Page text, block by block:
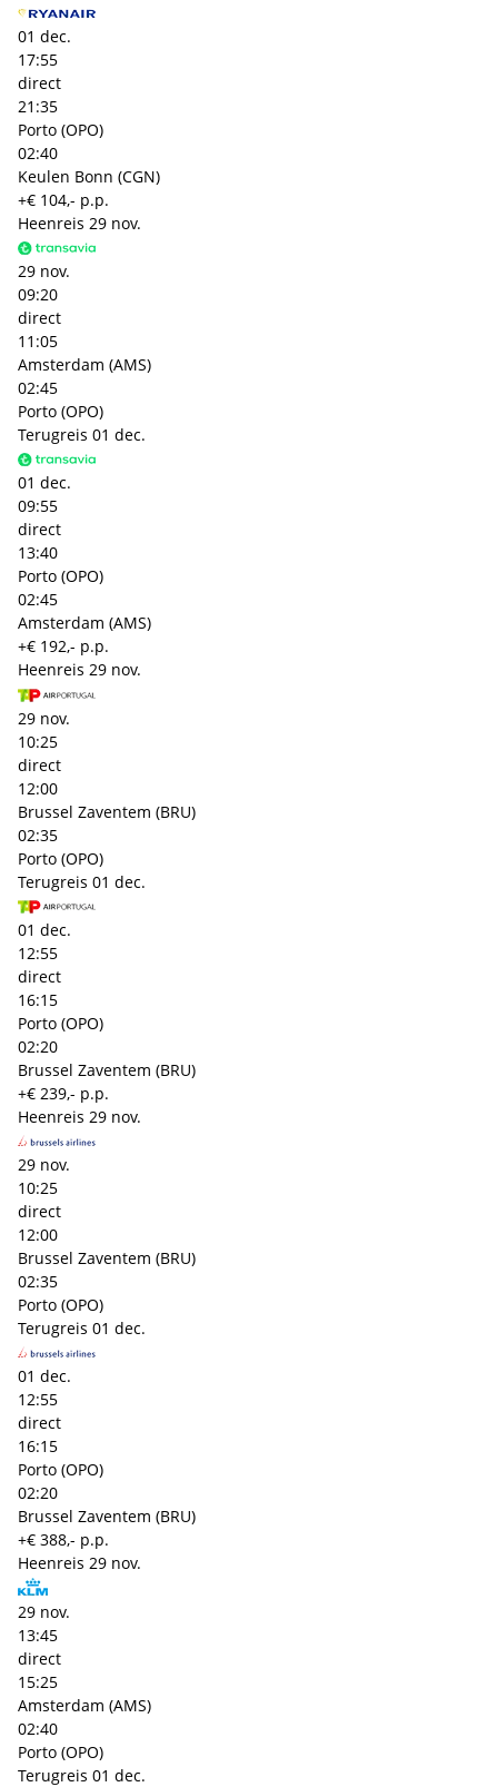
01 dec.
17:55
direct
21:35
Porto (OPO)
02:40
Keulen Bonn (CGN)
+€ 104,- p.p.
Heenreis 29 nov.
29 nov.
09:20
direct
11:05
Amsterdam (AMS)
02:45
Porto (OPO)
Terugreis 01 dec.
01 dec.
09:55
direct
13:40
Porto (OPO)
02:45
Amsterdam (AMS)
+€ 192,- p.p.
Heenreis 29 nov.
29 nov.
10:25
direct
12:00
Brussel Zaventem (BRU)
02:35
Porto (OPO)
Terugreis 01 dec.
01 dec.
12:55
direct
16:15
Porto (OPO)
02:20
Brussel Zaventem (BRU)
+€ 239,- p.p.
Heenreis 29 nov.
29 nov.
10:25
direct
12:00
Brussel Zaventem (BRU)
02:35
Porto (OPO)
Terugreis 01 dec.
01 dec.
12:55
direct
16:15
Porto (OPO)
02:20
Brussel Zaventem (BRU)
+€ 388,- p.p.
Heenreis 29 nov.
29 nov.
13:45
direct
15:25
Amsterdam (AMS)
02:40
Porto (OPO)
Terugreis 01 dec.